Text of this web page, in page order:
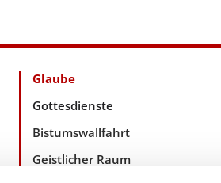
Glaube
Gottesdienste
Bistumswallfahrt
Geistlicher Raum